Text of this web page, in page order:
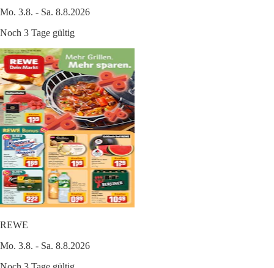
Mo. 3.8. - Sa. 8.8.2026
Noch 3 Tage gültig
REWE
Mo. 3.8. - Sa. 8.8.2026